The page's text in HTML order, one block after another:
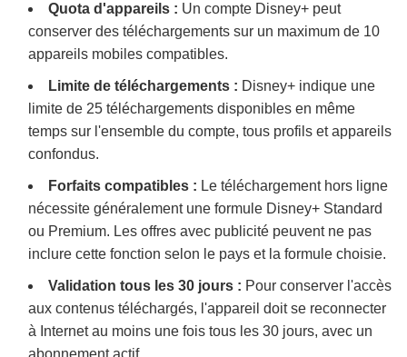
Quota d'appareils : Un compte Disney+ peut
conserver des téléchargements sur un maximum de 10
appareils mobiles compatibles.
Limite de téléchargements : Disney+ indique une
limite de 25 téléchargements disponibles en même
temps sur l'ensemble du compte, tous profils et appareils
confondus.
Forfaits compatibles : Le téléchargement hors ligne
nécessite généralement une formule Disney+ Standard
ou Premium. Les offres avec publicité peuvent ne pas
inclure cette fonction selon le pays et la formule choisie.
Validation tous les 30 jours : Pour conserver l'accès
aux contenus téléchargés, l'appareil doit se reconnecter
à Internet au moins une fois tous les 30 jours, avec un
abonnement actif.